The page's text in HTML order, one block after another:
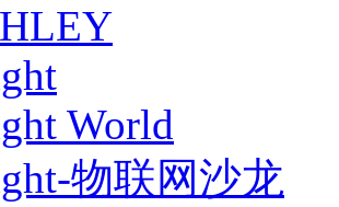
World
物联网沙龙